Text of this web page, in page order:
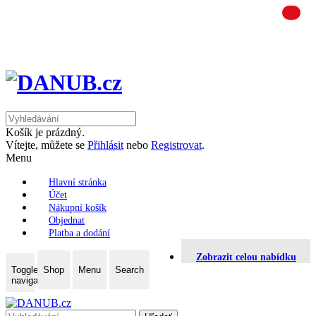
Košík je prázdný.
Vítejte, můžete se Přihlásit nebo Registrovat.
Menu
Hlavní stránka
Účet
Nákupní košík
Objednat
Platba a dodání
Zobrazit celou nabídku
Toggle
navigation
Shop Menu Search